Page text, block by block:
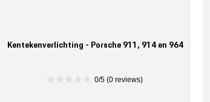
Kentekenverlichting - Porsche 911, 914 en 964
0/5 (0 reviews)